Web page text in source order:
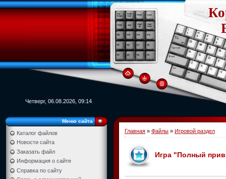
Четверг, 06.08.2026, 09:14
Меню сайта
Каталог файлов
Новости сайта
Заказать файл
Информация о сайте
Справка по сайту
Главная » Файлы » Игровой раздел
Игра "Полный